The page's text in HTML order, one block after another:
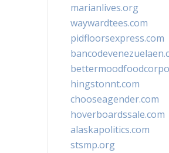
marianlives.org
waywardtees.com
pidfloorsexpress.com
hingstonnt.com
chooseagender.com
hoverboardssale.com
alaskapolitics.com
stsmp.org